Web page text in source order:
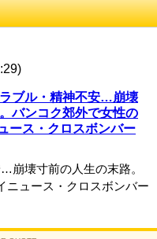
ブル・精神不安…崩壊
バンコク郊外で女性の
ース・クロスボンバー
崩壊寸前の人生の末路。
ュース・クロスボンバー